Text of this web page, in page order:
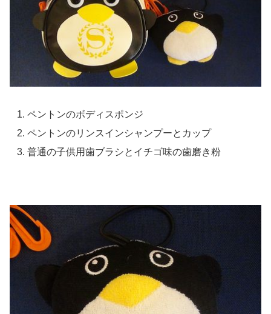
ペントンのボディスポンジ
ペントンのリンスインシャンプーとカップ
普通の子供用歯ブラシとイチゴ味の歯磨き粉